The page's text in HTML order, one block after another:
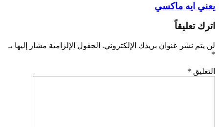
يعني ايه ماكسي
اترك تعليقاً
لن يتم نشر عنوان بريدك الإلكتروني. الحقول الإلزامية مشار إليها بـ
*
التعليق *